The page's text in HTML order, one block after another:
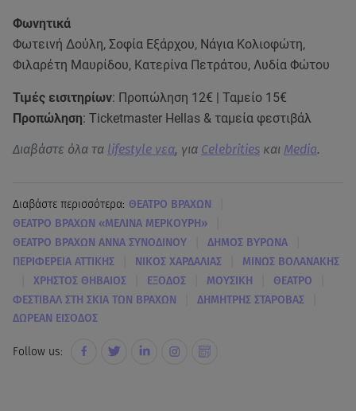
Φωνητικά
Φωτεινή Δούλη, Σοφία Εξάρχου, Νάγια Κολιοφώτη,
Φιλαρέτη Μαυρίδου, Κατερίνα Πετράτου, Λυδία Φώτου
Τιμές εισιτηρίων: Προπώληση 12€ | Ταμείο 15€
Προπώληση: Ticketmaster Hellas & ταμεία φεστιβάλ
Διαβάστε όλα τα lifestyle νεα, για Celebrities και Media.
Διαβάστε περισσότερα: ΘΕΑΤΡΟ ΒΡΑΧΩΝ
ΘΕΑΤΡΟ ΒΡΑΧΩΝ «ΜΕΛΙΝΑ ΜΕΡΚΟΥΡΗ»
ΘΕΑΤΡΟ ΒΡΑΧΩΝ ΑΝΝΑ ΣΥΝΟΔΙΝΟΥ ΔΗΜΟΣ ΒΥΡΩΝΑ
ΠΕΡΙΦΕΡΕΙΑ ΑΤΤΙΚΗΣ ΝΙΚΟΣ ΧΑΡΔΑΛΙΑΣ ΜΙΝΩΣ ΒΟΛΑΝΑΚΗΣ
ΧΡΗΣΤΟΣ ΘΗΒΑΙΟΣ ΕΞΟΔΟΣ ΜΟΥΣΙΚΗ ΘΕΑΤΡΟ
ΦΕΣΤΙΒΑΛ ΣΤΗ ΣΚΙΑ ΤΩΝ ΒΡΑΧΩΝ ΔΗΜΗΤΡΗΣ ΣΤΑΡΟΒΑΣ
ΔΩΡΕΑΝ ΕΙΣΟΔΟΣ
Follow us: